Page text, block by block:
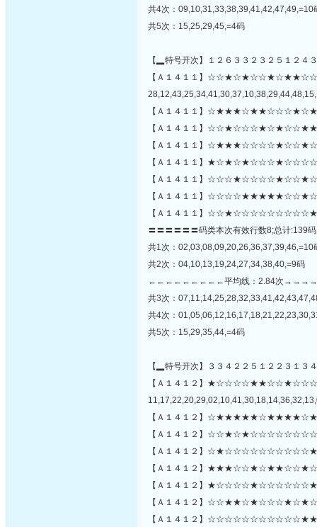
共4次：09,10,31,33,38,39,41,42,47,49,=10
共5次：15,25,29,45,=4码
【▂特号开次】１２６３３２３２５１２４
【Ａ１４１１】
【Ａ１４１１】
【Ａ１４１１】
【Ａ１４１１】
【Ａ１４１１】
【Ａ１４１１】
【Ａ１４１１】
【Ａ１４１１】
〓〓〓〓〓〓码类本次有效行数8;总计:139
共1次：02,03,08,09,20,26,36,37,39,46,=10
共2次：04,10,13,19,24,27,34,38,40,=9码
←←←←←←←←←平均线：2.84次
共3次：
共4次：
共5次：15,29,35,44,=4码
【▂特号开次】３３４２２５１２２３１３
【Ａ１４１２】
【Ａ１４１２】
【Ａ１４１２】
【Ａ１４１２】
【Ａ１４１２】
【Ａ１４１２】
【Ａ１４１２】
【Ａ１４１２】